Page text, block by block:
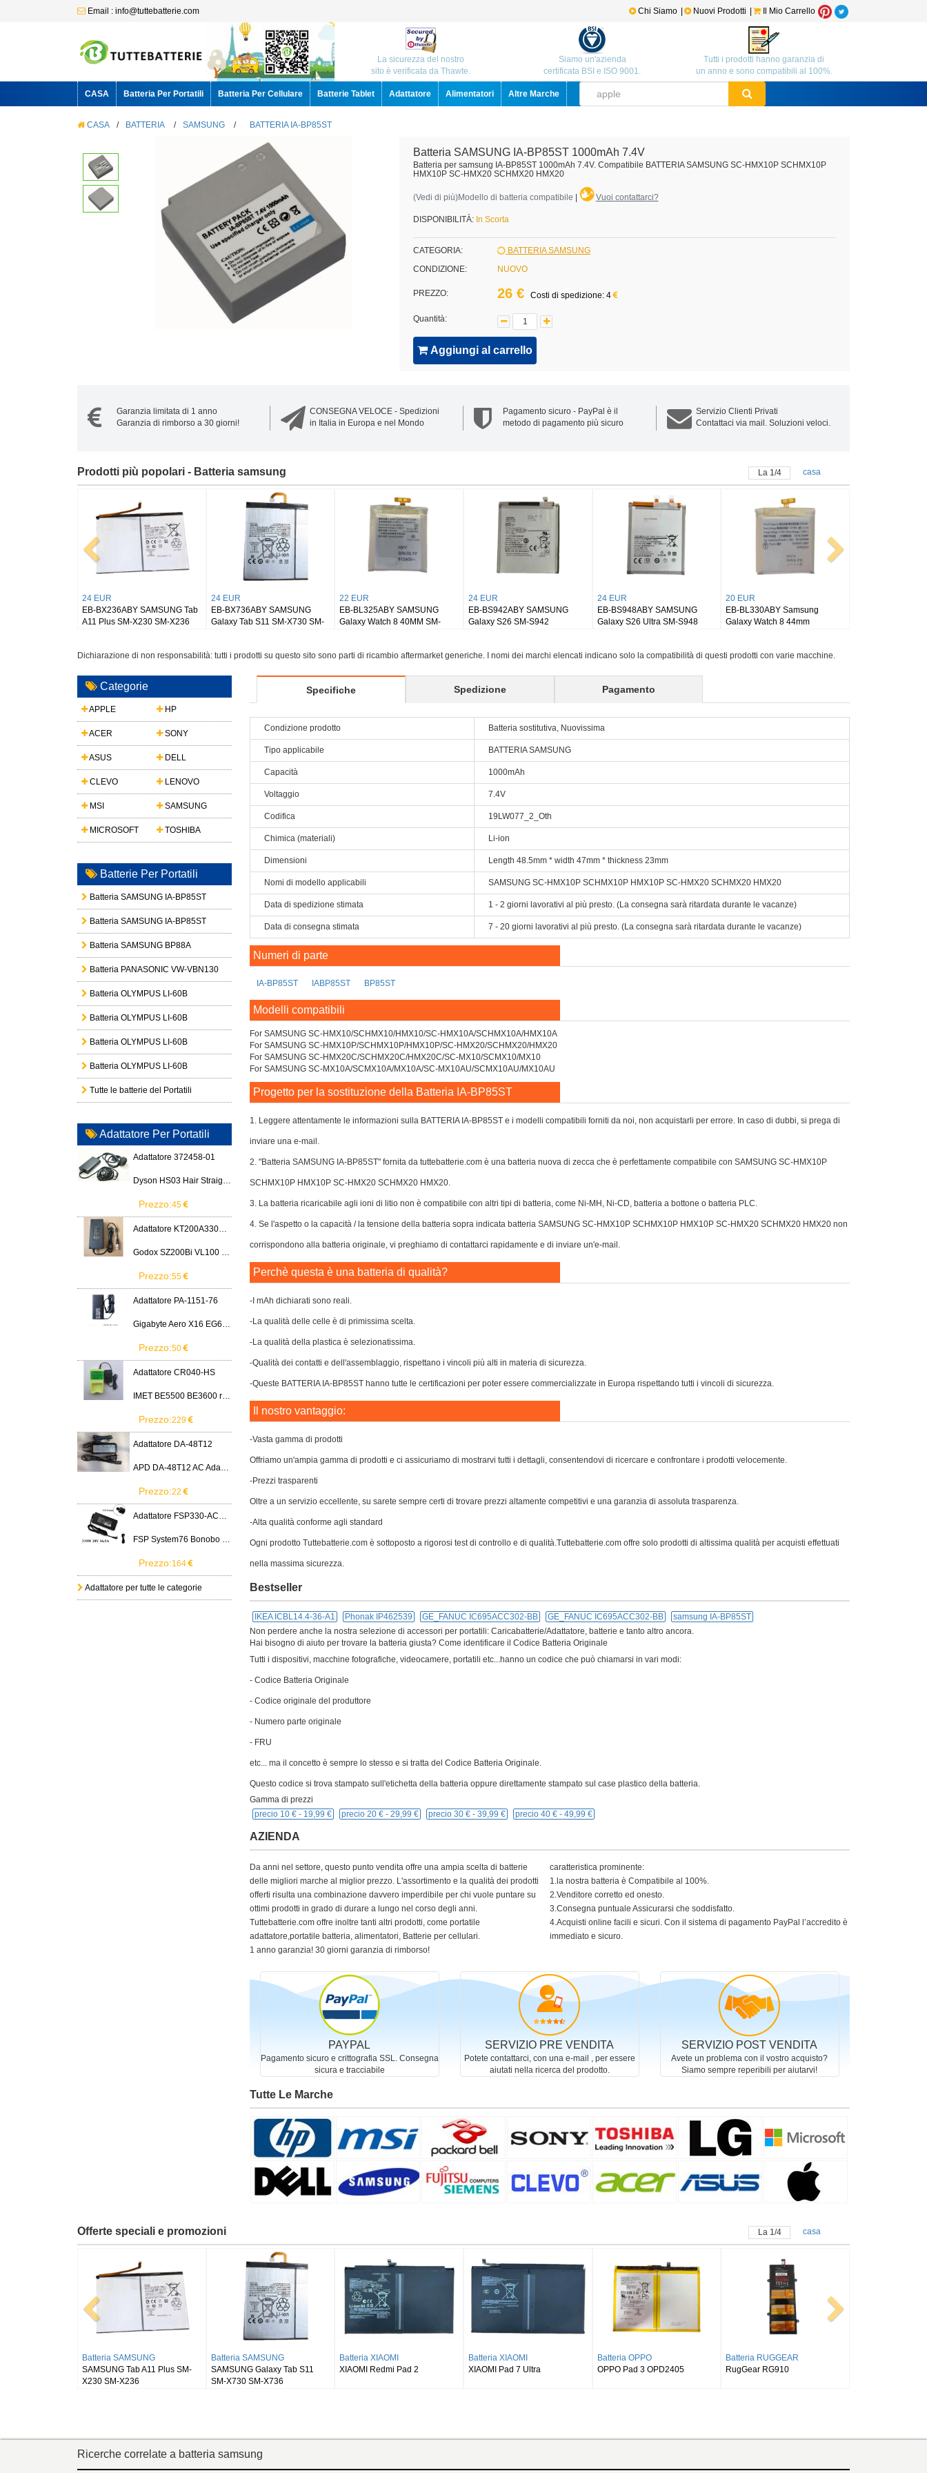
Email : info@tuttebatterie.com Il Mio Carrello
Nuovi Prodotti
Chi Siamo
La sicurezza del nostro
sito è verificata da Thawte.
Siamo un'azienda
certificata BSI e ISO 9001.
Tutti i prodotti hanno garanzia di
un anno e sono compatibili al 100%.
CASA Batteria Per Portatili Batteria Per Cellulare Batterie Tablet Adattatore Alimentatori Altre Marche
CASA / BATTERIA / SAMSUNG / BATTERIA IA-BP85ST
Batteria SAMSUNG IA-BP85ST 1000mAh 7.4V
Batteria per samsung IA-BP85ST 1000mAh 7.4V. Compatibile BATTERIA SAMSUNG SC-HMX10P SCHMX10P
HMX10P SC-HMX20 SCHMX20 HMX20
(Vedi di più)Modello di batteria compatibile Vuoi contattarci?
DISPONIBILITÀ: In Scorta
CATEGORIA:
BATTERIA SAMSUNG
CONDIZIONE:
NUOVO
PREZZO: 26 € Costi di spedizione: 4
Quantità:
Aggiungi al carrello
Garanzia limitata di 1 anno
Garanzia di rimborso a 30 giorni!
CONSEGNA VELOCE - Spedizioni
in Italia in Europa e nel Mondo
Pagamento sicuro - PayPal è il
metodo di pagamento più sicuro
Servizio Clienti Privati
Contattaci via mail. Soluzioni veloci.
Prodotti più popolari - Batteria samsung La 1/4 casa
20 EUR
EB-BL330ABY Samsung
Galaxy Watch 8 44mm
21 EUR
EB-BS946ABY Samsung
Galaxy S26 Plus/S947
20 EUR
NS1250 Samsung Buds 2/
buds 2 pro earbuds
32 EUR
EB-BX906ABY SAMSUNG
Galaxy Tab S8 Ultra SM-X900
25 EUR
EB-BX818ABY SAMSUNG
Galaxy Tab S9 Plus Wi-fi
25 EUR
EB-BX516ABY SAMSUNG
Galaxy Tab S9FE X510 X516
Dichiarazione di non responsabilità: tutti i prodotti su questo sito sono parti di ricambio aftermarket generiche. I nomi dei marchi elencati indicano solo la compatibilità di questi prodotti con varie macchine.
Specifiche Spedizione Pagamento
Condizione prodotto Batteria sostitutiva, Nuovissima
Tipo applicabile BATTERIA SAMSUNG
Capacità 1000mAh
Voltaggio 7.4V
Codifica 19LW077_2_Oth
Chimica (materiali) Li-ion
Dimensioni Length 48.5mm * width 47mm * thickness 23mm
Nomi di modello applicabili SAMSUNG SC-HMX10P SCHMX10P HMX10P SC-HMX20 SCHMX20 HMX20
Data di spedizione stimata 1 - 2 giorni lavorativi al più presto. (La consegna sarà ritardata durante le vacanze)
Data di consegna stimata 7 - 20 giorni lavorativi al più presto. (La consegna sarà ritardata durante le vacanze)
Numeri di parte
IA-BP85ST IABP85ST BP85ST
Modelli compatibili
For SAMSUNG SC-HMX10/SCHMX10/HMX10/SC-HMX10A/SCHMX10A/HMX10A
For SAMSUNG SC-HMX10P/SCHMX10P/HMX10P/SC-HMX20/SCHMX20/HMX20
For SAMSUNG SC-HMX20C/SCHMX20C/HMX20C/SC-MX10/SCMX10/MX10
For SAMSUNG SC-MX10A/SCMX10A/MX10A/SC-MX10AU/SCMX10AU/MX10AU
Progetto per la sostituzione della Batteria IA-BP85ST
1. Leggere attentamente le informazioni sulla BATTERIA IA-BP85ST e i modelli compatibili forniti da noi, non acquistarli per errore. In caso di dubbi, si prega di
inviare una e-mail.
2. "Batteria SAMSUNG IA-BP85ST" fornita da tuttebatterie.com è una batteria nuova di zecca che è perfettamente compatibile con SAMSUNG SC-HMX10P
SCHMX10P HMX10P SC-HMX20 SCHMX20 HMX20.
3. La batteria ricaricabile agli ioni di litio non è compatibile con altri tipi di batteria, come Ni-MH, Ni-CD, batteria a bottone o batteria PLC.
4. Se l'aspetto o la capacità / la tensione della batteria sopra indicata batteria SAMSUNG SC-HMX10P SCHMX10P HMX10P SC-HMX20 SCHMX20 HMX20 non
corrispondono alla batteria originale, vi preghiamo di contattarci rapidamente e di inviare un'e-mail.
Perchè questa è una batteria di qualità?
-I mAh dichiarati sono reali.
-La qualità delle celle è di primissima scelta.
-La qualità della plastica è selezionatissima.
-Qualità dei contatti e dell'assemblaggio, rispettano i vincoli più alti in materia di sicurezza.
-Queste BATTERIA IA-BP85ST hanno tutte le certificazioni per poter essere commercializzate in Europa rispettando tutti i vincoli di sicurezza.
Il nostro vantaggio:
-Vasta gamma di prodotti
Offriamo un'ampia gamma di prodotti e ci assicuriamo di mostrarvi tutti i dettagli, consentendovi di ricercare e confrontare i prodotti velocemente.
-Prezzi trasparenti
Oltre a un servizio eccellente, su sarete sempre certi di trovare prezzi altamente competitivi e una garanzia di assoluta trasparenza.
-Alta qualità conforme agli standard
Ogni prodotto Tuttebatterie.com è sottoposto a rigorosi test di controllo e di qualità.Tuttebatterie.com offre solo prodotti di altissima qualità per acquisti effettuati
nella massima sicurezza.
Bestseller
IKEA ICBL14.4-36-A1 Phonak IP462539 GE_FANUC IC695ACC302-BB GE_FANUC IC695ACC302-BB
samsung IA-BP85ST
Non perdere anche la nostra selezione di accessori per portatili: Caricabatterie/Adattatore, batterie e tanto altro ancora.
Hai bisogno di aiuto per trovare la batteria giusta? Come identificare il Codice Batteria Originale
Tutti i dispositivi, macchine fotografiche, videocamere, portatili etc...hanno un codice che può chiamarsi in vari modi:
- Codice Batteria Originale
- Codice originale del produttore
- Numero parte originale
- FRU
etc... ma il concetto è sempre lo stesso e si tratta del Codice Batteria Originale.
Questo codice si trova stampato sull'etichetta della batteria oppure direttamente stampato sul case plastico della batteria.
Gamma di prezzi
precio 10 € - 19,99 € precio 20 € - 29,99 € precio 30 € - 39,99 € precio 40 € - 49,99 €
AZIENDA
Da anni nel settore, questo punto vendita offre una ampia scelta di batterie
delle migliori marche al miglior prezzo. L'assortimento e la qualità dei prodotti
offerti risulta una combinazione davvero imperdibile per chi vuole puntare su
ottimi prodotti in grado di durare a lungo nel corso degli anni.
Tuttebatterie.com offre inoltre tanti altri prodotti, come portatile
adattatore,portatile batteria, alimentatori, Batterie per cellulari.
1 anno garanzia! 30 giorni garanzia di rimborso!
caratteristica prominente:
1.la nostra batteria è Compatibile al 100%.
2.Venditore corretto ed onesto.
3.Consegna puntuale Assicurarsi che soddisfatto.
4.Acquisti online facili e sicuri. Con il sistema di pagamento PayPal l’accredito è
immediato e sicuro.
PAYPAL
Pagamento sicuro e crittografia SSL. Consegna
sicura e tracciabile
SERVIZIO PRE VENDITA
Potete contattarci, con una e-mail , per essere
aiutati nella ricerca del prodotto.
SERVIZIO POST VENDITA
Avete un problema con il vostro acquisto?
Siamo sempre reperibili per aiutarvi!
Tutte Le Marche
Categorie
APPLE HP
ACER SONY
ASUS DELL
CLEVO LENOVO
MSI SAMSUNG
MICROSOFT TOSHIBA
Batterie Per Portatili
Batteria SAMSUNG IA-BP85ST
Batteria SAMSUNG IA-BP85ST
Batteria SAMSUNG BP88A
Batteria PANASONIC VW-VBN130
Batteria OLYMPUS LI-60B
Batteria OLYMPUS LI-60B
Batteria OLYMPUS LI-60B
Batteria OLYMPUS LI-60B
Tutte le batterie del Portatili
Adattatore Per Portatili
Adattatore 372458-01
Dyson HS03 Hair Straightener
Prezzo:45
Adattatore KT200A3300666B3
Godox SZ200Bi VL100 VL200 VL300 LED Light
Prezzo:55
Adattatore PA-1151-76
Gigabyte Aero X16 EG61H RTX 5070 2WHA3USC64AH LITEON PA-1151-76 150W adapter
Prezzo:50
Adattatore CR040-HS
IMET BE5500 BE3600 remote control battery
Prezzo:229
Adattatore DA-48T12
APD DA-48T12 AC Adapter 12V 4A Power Supply Cord
Prezzo:22
Adattatore FSP330-ACAU3
FSP System76 Bonobo WS (bonw16)/Ultra 9/RTX5090
Prezzo:164
Adattatore per tutte le categorie
Offerte speciali e promozioni La 1/4 casa
Batteria RUGGEAR
RugGear RG910
Batteria BLACKVIEW
Blackview DK111
Batteria SAMSUNG
SAMSUNG Galaxy Tab S8 Ultra
Batteria SAMSUNG
SAMSUNG Galaxy Tab S9 Plus
Batteria SAMSUNG
SAMSUNG Galaxy Tab S9FE
Batteria SAMSUNG
SAMSUNG Tab Active Pro SM-
Ricerche correlate a batteria samsung